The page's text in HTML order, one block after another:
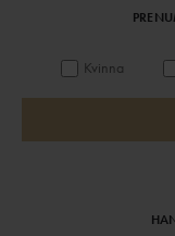
Kvinna